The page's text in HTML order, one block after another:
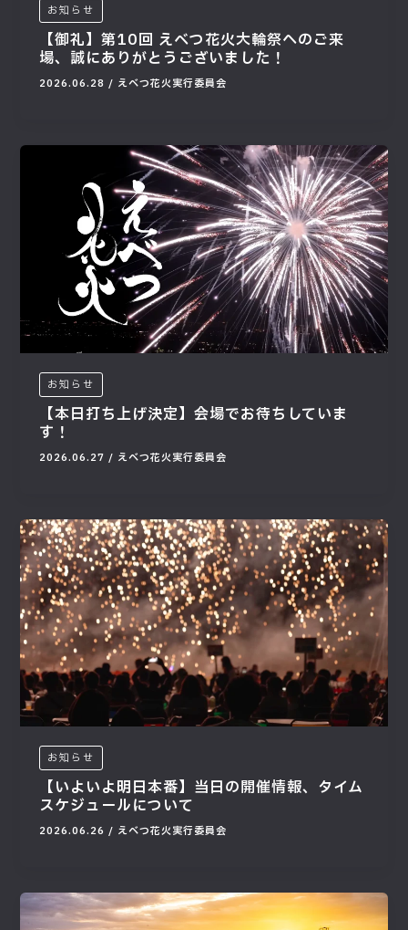
お知らせ
【御礼】第10回 えべつ花火大輪祭へのご来
場、誠にありがとうございました！
2026.06.28 / えべつ花火実行委員会
お知らせ
【本日打ち上げ決定】会場でお待ちしていま
す！
2026.06.27 / えべつ花火実行委員会
お知らせ
【いよいよ明日本番】当日の開催情報、タイム
スケジュールについて
2026.06.26 / えべつ花火実行委員会